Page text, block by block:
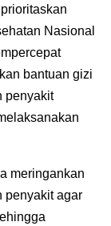
Nasional
bantuan gizi
penyakit
meringankan
penyakit agar